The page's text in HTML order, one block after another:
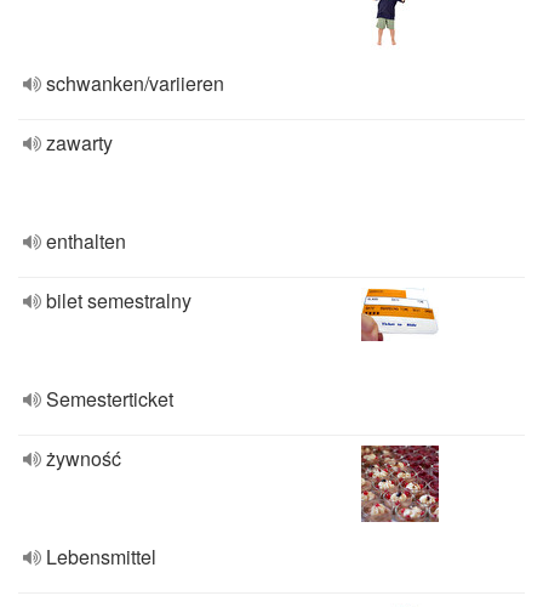
schwanken/variieren
zawarty
enthalten
bilet semestralny
Semesterticket
żywność
Lebensmittel